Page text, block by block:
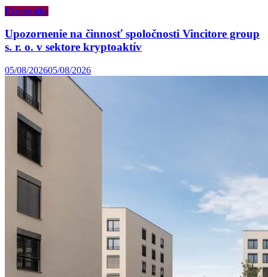
Ekonomika
Upozornenie na činnosť spoločnosti Vincitore group
s. r. o. v sektore kryptoaktív
05/08/202605/08/2026